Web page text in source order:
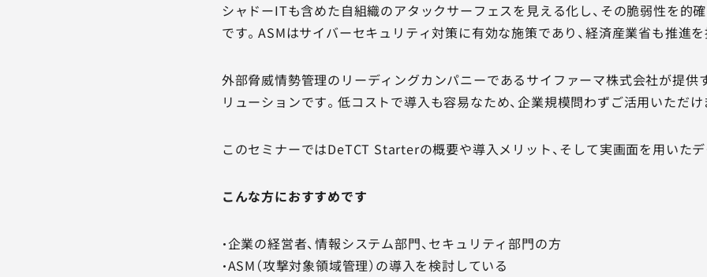
シャドーITも含めた自組織のアタックサーフェスを見える化し、その脆弱性を的
です。ASMはサイバーセキュリティ対策に有効な施策であり、経済産業省も推進
外部脅威情勢管理のリーディングカンパニーであるサイファーマ株式会社が提
リューションです。低コストで導入も容易なため、企業規模問わずご活用いただけ
このセミナーではDeTCT Starterの概要や導入メリット、そして実画面を用いた
こんな方におすすめです
・企業の経営者、情報システム部門、セキュリティ部門の方
・ASM（攻撃対象領域管理）の導入を検討している